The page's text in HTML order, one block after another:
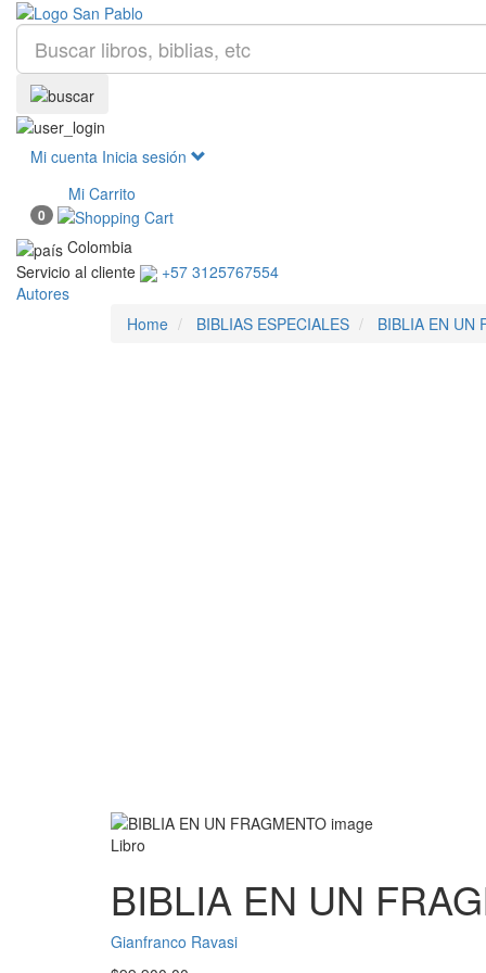
Mi cuenta Inicia sesión
Mi Carrito
0
Colombia
Servicio al cliente
+57 3125767554
Autores
Home
BIBLIAS ESPECIALES BIBLIA EN UN
Libro
BIBLIA EN UN
Gianfranco Ravasi